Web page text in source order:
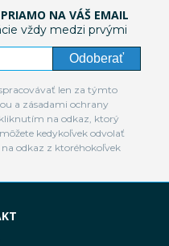
NA VÁŠ EMAIL
vždy medzi prvými
Odoberať
len za týmto
a zásadami ochrany
na odkaz, ktorý
kedykoľvek odvolať
odkaz z ktoréhokoľvek